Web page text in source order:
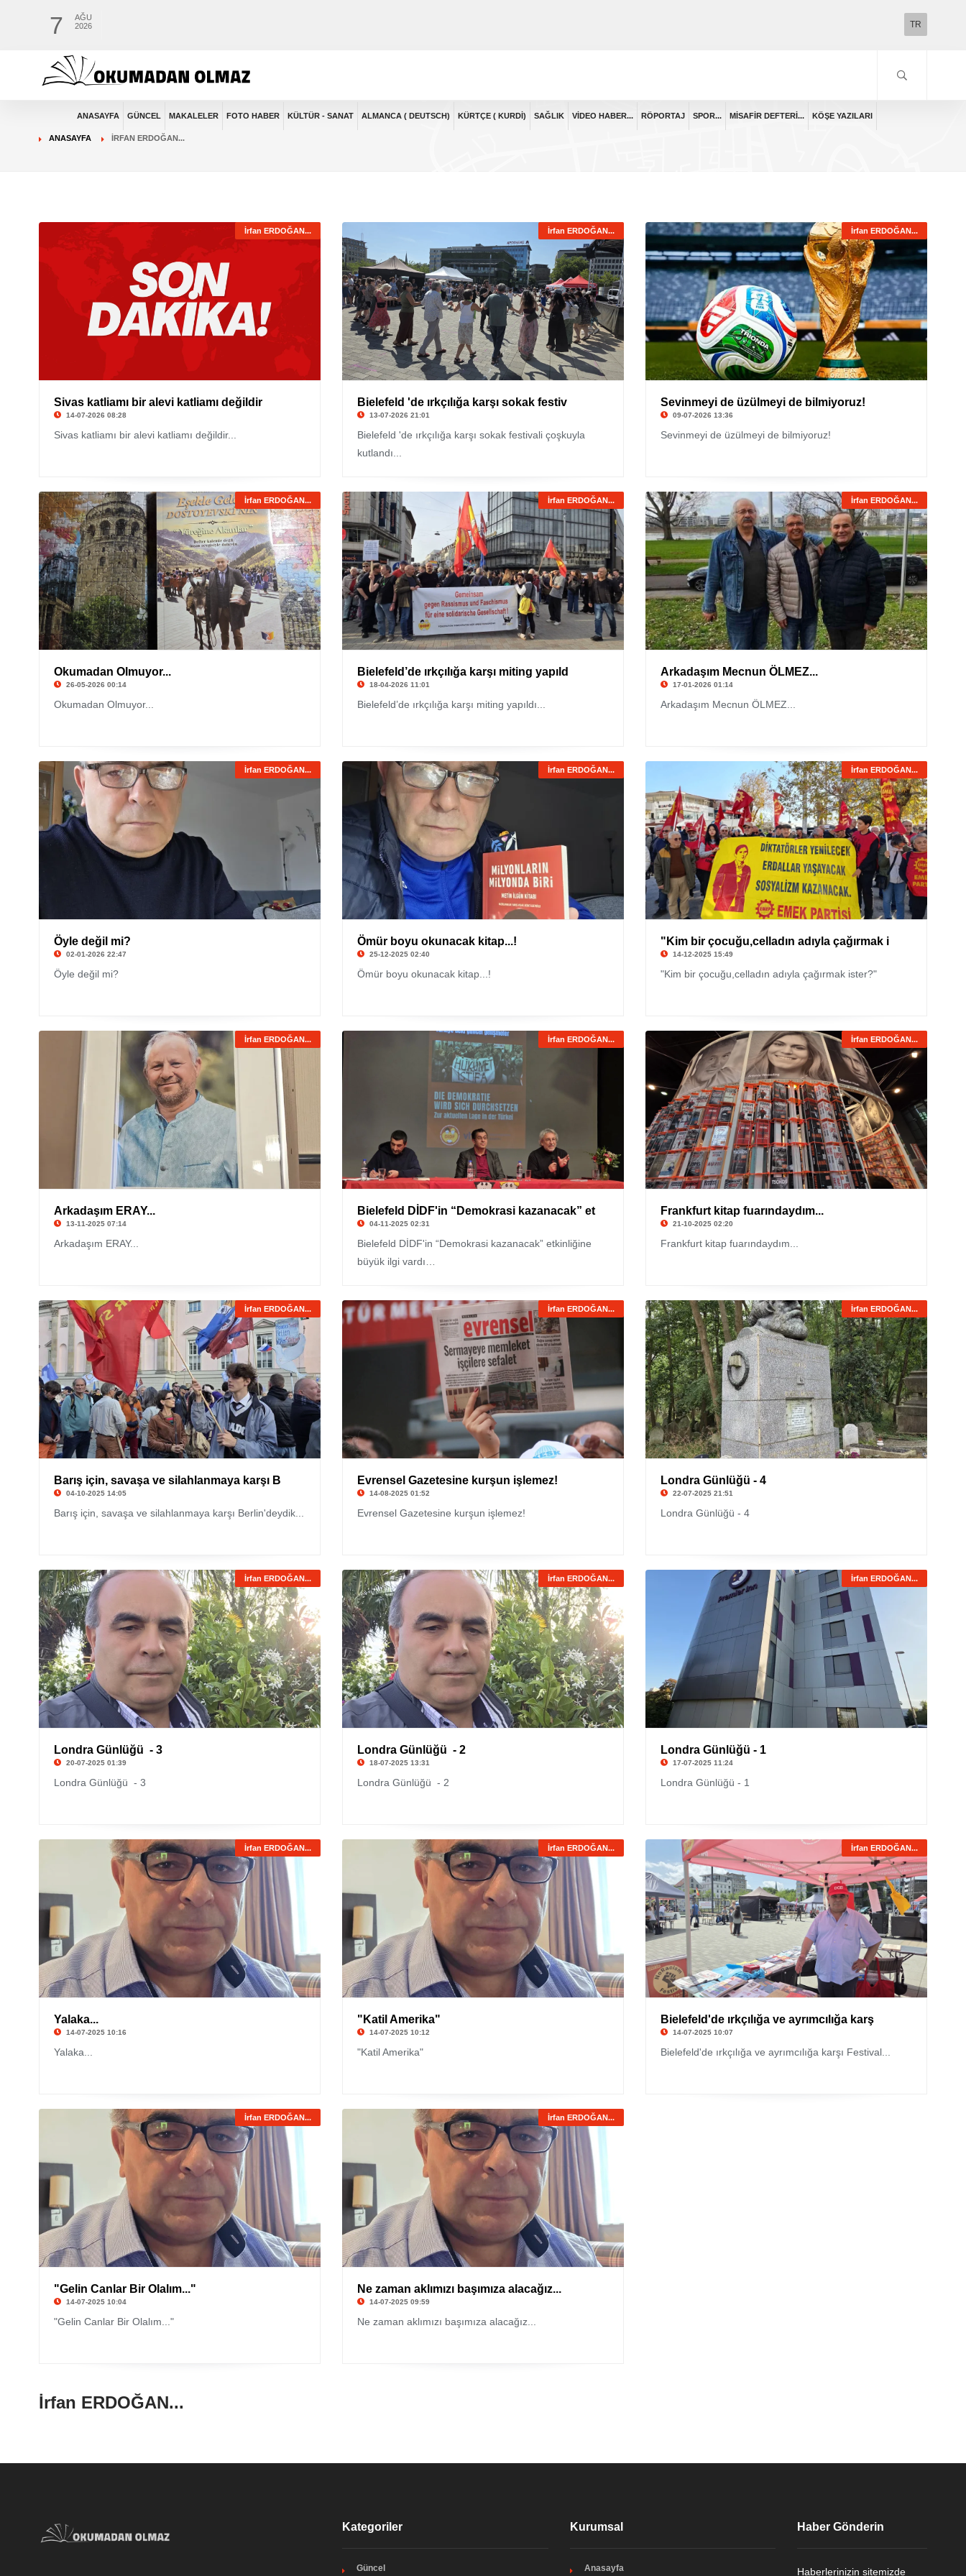
7
AĞU
2026
TR
ANASAYFA GÜNCEL MAKALELER FOTO HABER KÜLTÜR - SANAT ALMANCA ( DEUTSCH) KÜRTÇE ( KURDI) SAĞLIK VIDEO HABER... RÖPORTAJ SPOR... MISAFIR DEFTERI... KÖŞE YAZILARI
ANASAYFA İRFAN ERDOĞAN...
İrfan ERDOĞAN...
Sivas katliamı bir alevi katliamı değildir
14-07-2026 08:28
Sivas katliamı bir alevi katliamı değildir...
İrfan ERDOĞAN...
Bielefeld 'de ırkçılığa karşı sokak festiv
13-07-2026 21:01
Bielefeld 'de ırkçılığa karşı sokak festivali çoşkuyla
kutlandı...
İrfan ERDOĞAN...
Sevinmeyi de üzülmeyi de bilmiyoruz!
09-07-2026 13:36
Sevinmeyi de üzülmeyi de bilmiyoruz!
İrfan ERDOĞAN...
Okumadan Olmuyor...
26-05-2026 00:14
Okumadan Olmuyor...
İrfan ERDOĞAN...
Bielefeld’de ırkçılığa karşı miting yapıld
18-04-2026 11:01
Bielefeld’de ırkçılığa karşı miting yapıldı...
İrfan ERDOĞAN...
Arkadaşım Mecnun ÖLMEZ...
17-01-2026 01:14
Arkadaşım Mecnun ÖLMEZ...
İrfan ERDOĞAN...
Öyle değil mi?
02-01-2026 22:47
Öyle değil mi?
İrfan ERDOĞAN...
Ömür boyu okunacak kitap...!
25-12-2025 02:40
Ömür boyu okunacak kitap...!
İrfan ERDOĞAN...
"Kim bir çocuğu,celladın adıyla çağırmak i
14-12-2025 15:49
"Kim bir çocuğu,celladın adıyla çağırmak ister?"
İrfan ERDOĞAN...
Arkadaşım ERAY...
13-11-2025 07:14
Arkadaşım ERAY...
İrfan ERDOĞAN...
Bielefeld DİDF'in “Demokrasi kazanacak” et
04-11-2025 02:31
Bielefeld DİDF'in “Demokrasi kazanacak” etkinliğine
büyük ilgi vardı…
İrfan ERDOĞAN...
Frankfurt kitap fuarındaydım...
21-10-2025 02:20
Frankfurt kitap fuarındaydım...
İrfan ERDOĞAN...
Barış için, savaşa ve silahlanmaya karşı B
04-10-2025 14:05
Barış için, savaşa ve silahlanmaya karşı Berlin'deydik...
İrfan ERDOĞAN...
Evrensel Gazetesine kurşun işlemez!
14-08-2025 01:52
Evrensel Gazetesine kurşun işlemez!
İrfan ERDOĞAN...
Londra Günlüğü - 4
22-07-2025 21:51
Londra Günlüğü - 4
İrfan ERDOĞAN...
Londra Günlüğü - 3
20-07-2025 01:39
Londra Günlüğü - 3
İrfan ERDOĞAN...
Londra Günlüğü - 2
18-07-2025 13:31
Londra Günlüğü - 2
İrfan ERDOĞAN...
Londra Günlüğü - 1
17-07-2025 11:24
Londra Günlüğü - 1
İrfan ERDOĞAN...
Yalaka...
14-07-2025 10:16
Yalaka...
İrfan ERDOĞAN...
"Katil Amerika"
14-07-2025 10:12
"Katil Amerika"
İrfan ERDOĞAN...
Bielefeld'de ırkçılığa ve ayrımcılığa karş
14-07-2025 10:07
Bielefeld'de ırkçılığa ve ayrımcılığa karşı Festival...
İrfan ERDOĞAN...
"Gelin Canlar Bir Olalım..."
14-07-2025 10:04
"Gelin Canlar Bir Olalım..."
İrfan ERDOĞAN...
Ne zaman aklımızı başımıza alacağız...
14-07-2025 09:59
Ne zaman aklımızı başımıza alacağız...
İrfan ERDOĞAN...
Kategoriler
Güncel
Kurumsal
Anasayfa
Haber Gönderin
Haberlerinizin sitemizde